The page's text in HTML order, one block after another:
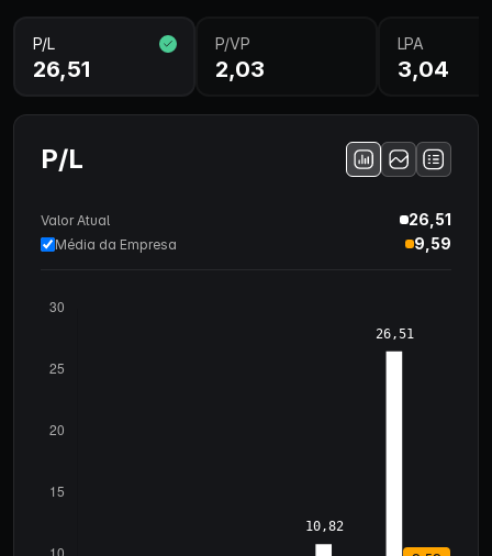
P/L
26,51
P/VP
2,03
LPA
3,04
P/L
Valor Atual 26,51
Média da Empresa 9,59